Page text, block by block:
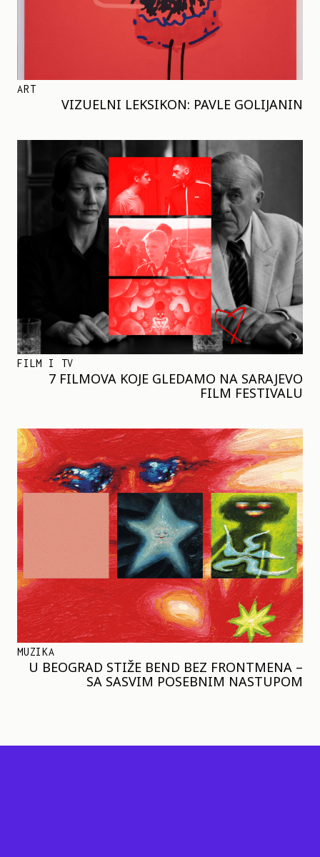
ART
VIZUELNI LEKSIKON: PAVLE GOLIJANIN
FILM I TV
7 FILMOVA KOJE GLEDAMO NA SARAJEVO
FILM FESTIVALU
MUZIKA
U BEOGRAD STIŽE BEND BEZ FRONTMENA –
SA SASVIM POSEBNIM NASTUPOM